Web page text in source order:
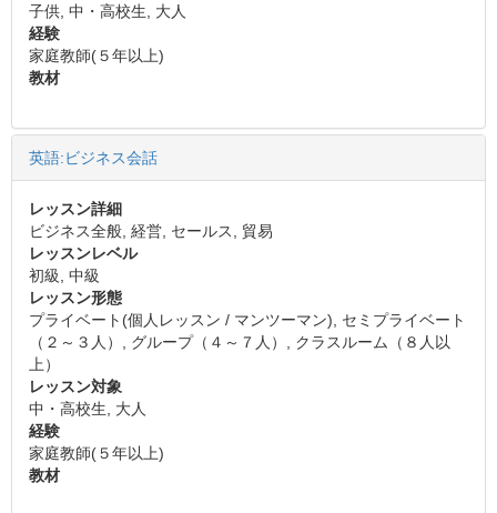
子供, 中・高校生, 大人
経験
家庭教師(５年以上)
教材
英語:ビジネス会話
レッスン詳細
ビジネス全般, 経営, セールス, 貿易
レッスンレベル
初級, 中級
レッスン形態
プライベート(個人レッスン / マンツーマン), セミプライベート
（２～３人）, グループ（４～７人）, クラスルーム（８人以
上）
レッスン対象
中・高校生, 大人
経験
家庭教師(５年以上)
教材